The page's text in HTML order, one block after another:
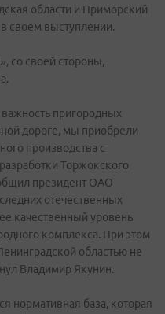
области и Приморский
своем выступлении.
со своей стороны,
пригородных
дороге, мы приобрели
производства с
Торжокского
президент ОАО
отечественных
качественный уровень
комплекса. При этом
областью не
Владимир Якунин.
нормативная база, которая